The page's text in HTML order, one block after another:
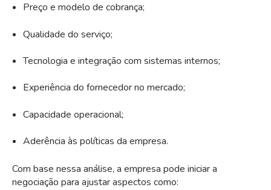
Preço e modelo de cobrança;
Qualidade do serviço;
Tecnologia e integração com sistemas internos;
Experiência do fornecedor no mercado;
Capacidade operacional;
Aderência às políticas da empresa.
Com base nessa análise, a empresa pode iniciar a
negociação para ajustar aspectos como: